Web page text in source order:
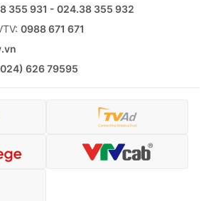
tương lai
355 931 - 024.38 355 932
0988 671 671
626 79595